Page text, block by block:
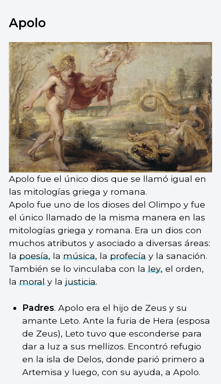
Apolo
Apolo fue el único dios que se llamó igual en
las mitologías griega y romana.
Apolo fue uno de los dioses del Olimpo y fue
el único llamado de la misma manera en las
mitologías griega y romana. Era un dios con
muchos atributos y asociado a diversas áreas:
lapoesía, lamúsica, laprofecíay la sanación.
También se lo vinculaba con laley, el orden,
lamoraly lajusticia.
Padres. Apolo era el hijo de Zeus y su
amante Leto. Ante la furia de Hera (esposa
de Zeus), Leto tuvo que esconderse para
dar a luz a sus mellizos. Encontró refugio
en la isla de Delos, donde parió primero a
Artemisa y luego, con su ayuda, a Apolo.